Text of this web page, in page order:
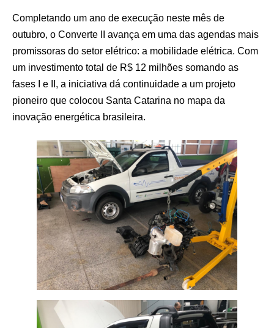
Completando um ano de execução neste mês de
outubro, o Converte II avança em uma das agendas mais
promissoras do setor elétrico: a mobilidade elétrica. Com
um investimento total de R$ 12 milhões somando as
fases I e II, a iniciativa dá continuidade a um projeto
pioneiro que colocou Santa Catarina no mapa da
inovação energética brasileira.